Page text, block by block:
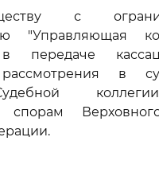
с
"Управляющая
передаче
в
спорам